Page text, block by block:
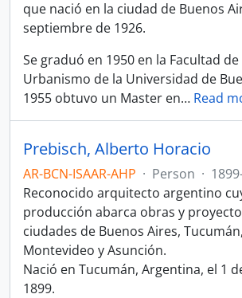
que nació en la ciudad de Buenos
septiembre de 1926.
Se graduó en 1950 en la Facultad
Urbanismo de la Universidad de
1955 obtuvo un Master en… Read
Prebisch, Alberto Horacio
AR-BCN-ISAAR-AHP · Person ·
Reconocido arquitecto argentino
producción abarca obras y
ciudades de Buenos Aires,
Montevideo y Asunción.
Nació en Tucumán, Argentina, el 1
1899.